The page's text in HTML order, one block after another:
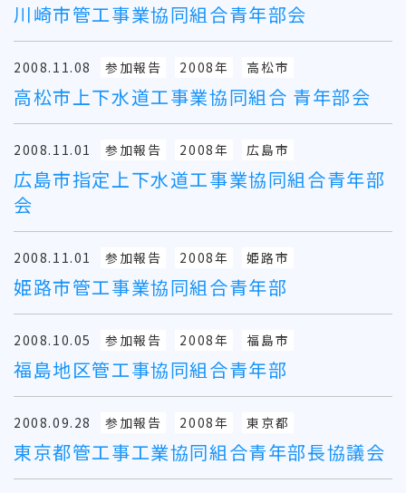
川崎市管工事業協同組合青年部会
2008.11.08 参加報告 2008年 高松市
高松市上下水道工事業協同組合 青年部会
2008.11.01 参加報告 2008年 広島市
広島市指定上下水道工事業協同組合青年部
会
2008.11.01 参加報告 2008年 姫路市
姫路市管工事業協同組合青年部
2008.10.05 参加報告 2008年 福島市
福島地区管工事協同組合青年部
2008.09.28 参加報告 2008年 東京都
東京都管工事工業協同組合青年部長協議会